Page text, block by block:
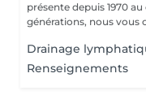
présente depuis 1970
générations, nous vous
Drainage
Renseignements